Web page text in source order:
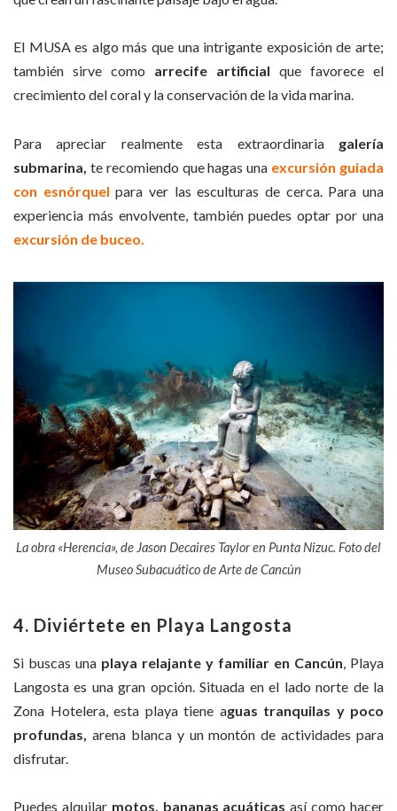
El MUSA es algo más que una intrigante exposición de arte;
también sirve como arrecife artificial que favorece el
crecimiento del coral y la conservación de la vida marina.
Para apreciar realmente esta extraordinariagalería
submarina, te recomiendo que hagas una excursión guiada
con esnórquel para ver las esculturas de cerca. Para una
experiencia más envolvente, también puedes optar por una
excursión de buceo.
La obra «Herencia», de Jason Decaires Taylor en Punta Nizuc. Foto del
Museo Subacuático de Arte de Cancún
4. Diviértete en Playa Langosta
Si buscas una playa relajante y familiar en Cancún , Playa
Langosta es una gran opción. Situada en el lado norte de la
Zona Hotelera, esta playa tiene aguas tranquilas y poco
profundas, arena blanca y un montón de actividades para
disfrutar.
Puedes alquilar motos, bananas acuáticas así como hacer